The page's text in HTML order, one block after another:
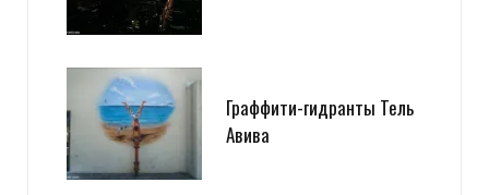
Граффити-гидранты Тель
Авива